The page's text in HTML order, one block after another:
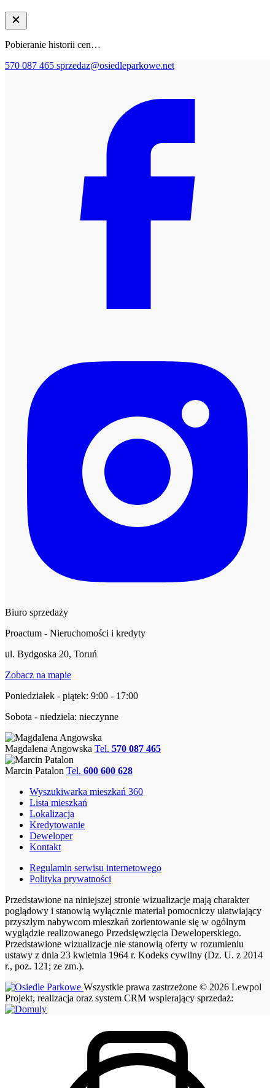
Pobieranie historii cen…
570 087 465 sprzedaz@osiedleparkowe.net
Biuro sprzedaży
Proactum - Nieruchomości i kredyty
ul. Bydgoska 20, Toruń
Zobacz na mapie
Poniedziałek - piątek: 9:00 - 17:00
Sobota - niedziela: nieczynne
Magdalena Angowska Tel. 570 087 465
Marcin Patalon Tel. 600 600 628
Wyszukiwarka mieszkań 360
Lista mieszkań
Lokalizacja
Kredytowanie
Deweloper
Kontakt
Regulamin serwisu internetowego
Polityka prywatności
Przedstawione na niniejszej stronie wizualizacje mają charakter
poglądowy i stanowią wyłącznie materiał pomocniczy ułatwiający
przyszłym nabywcom mieszkań zorientowanie się w ogólnym
wyglądzie realizowanego Przedsięwzięcia Deweloperskiego.
Przedstawione wizualizacje nie stanowią oferty w rozumieniu
ustawy z dnia 23 kwietnia 1964 r. Kodeks cywilny (Dz. U. z 2014
r., poz. 121; ze zm.).
Wszystkie prawa zastrzeżone © 2026 Lewpol
Projekt, realizacja oraz system CRM wspierający sprzedaż: